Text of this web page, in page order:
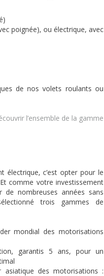
poignée), ou électrique, avec
de nos volets roulants ou
l’ensemble de la gamme
électrique, c’est opter pour le
comme votre investissement
nombreuses années sans
trois gammes de
mondial des motorisations
garantis 5 ans, pour un
asiatique des motorisations :